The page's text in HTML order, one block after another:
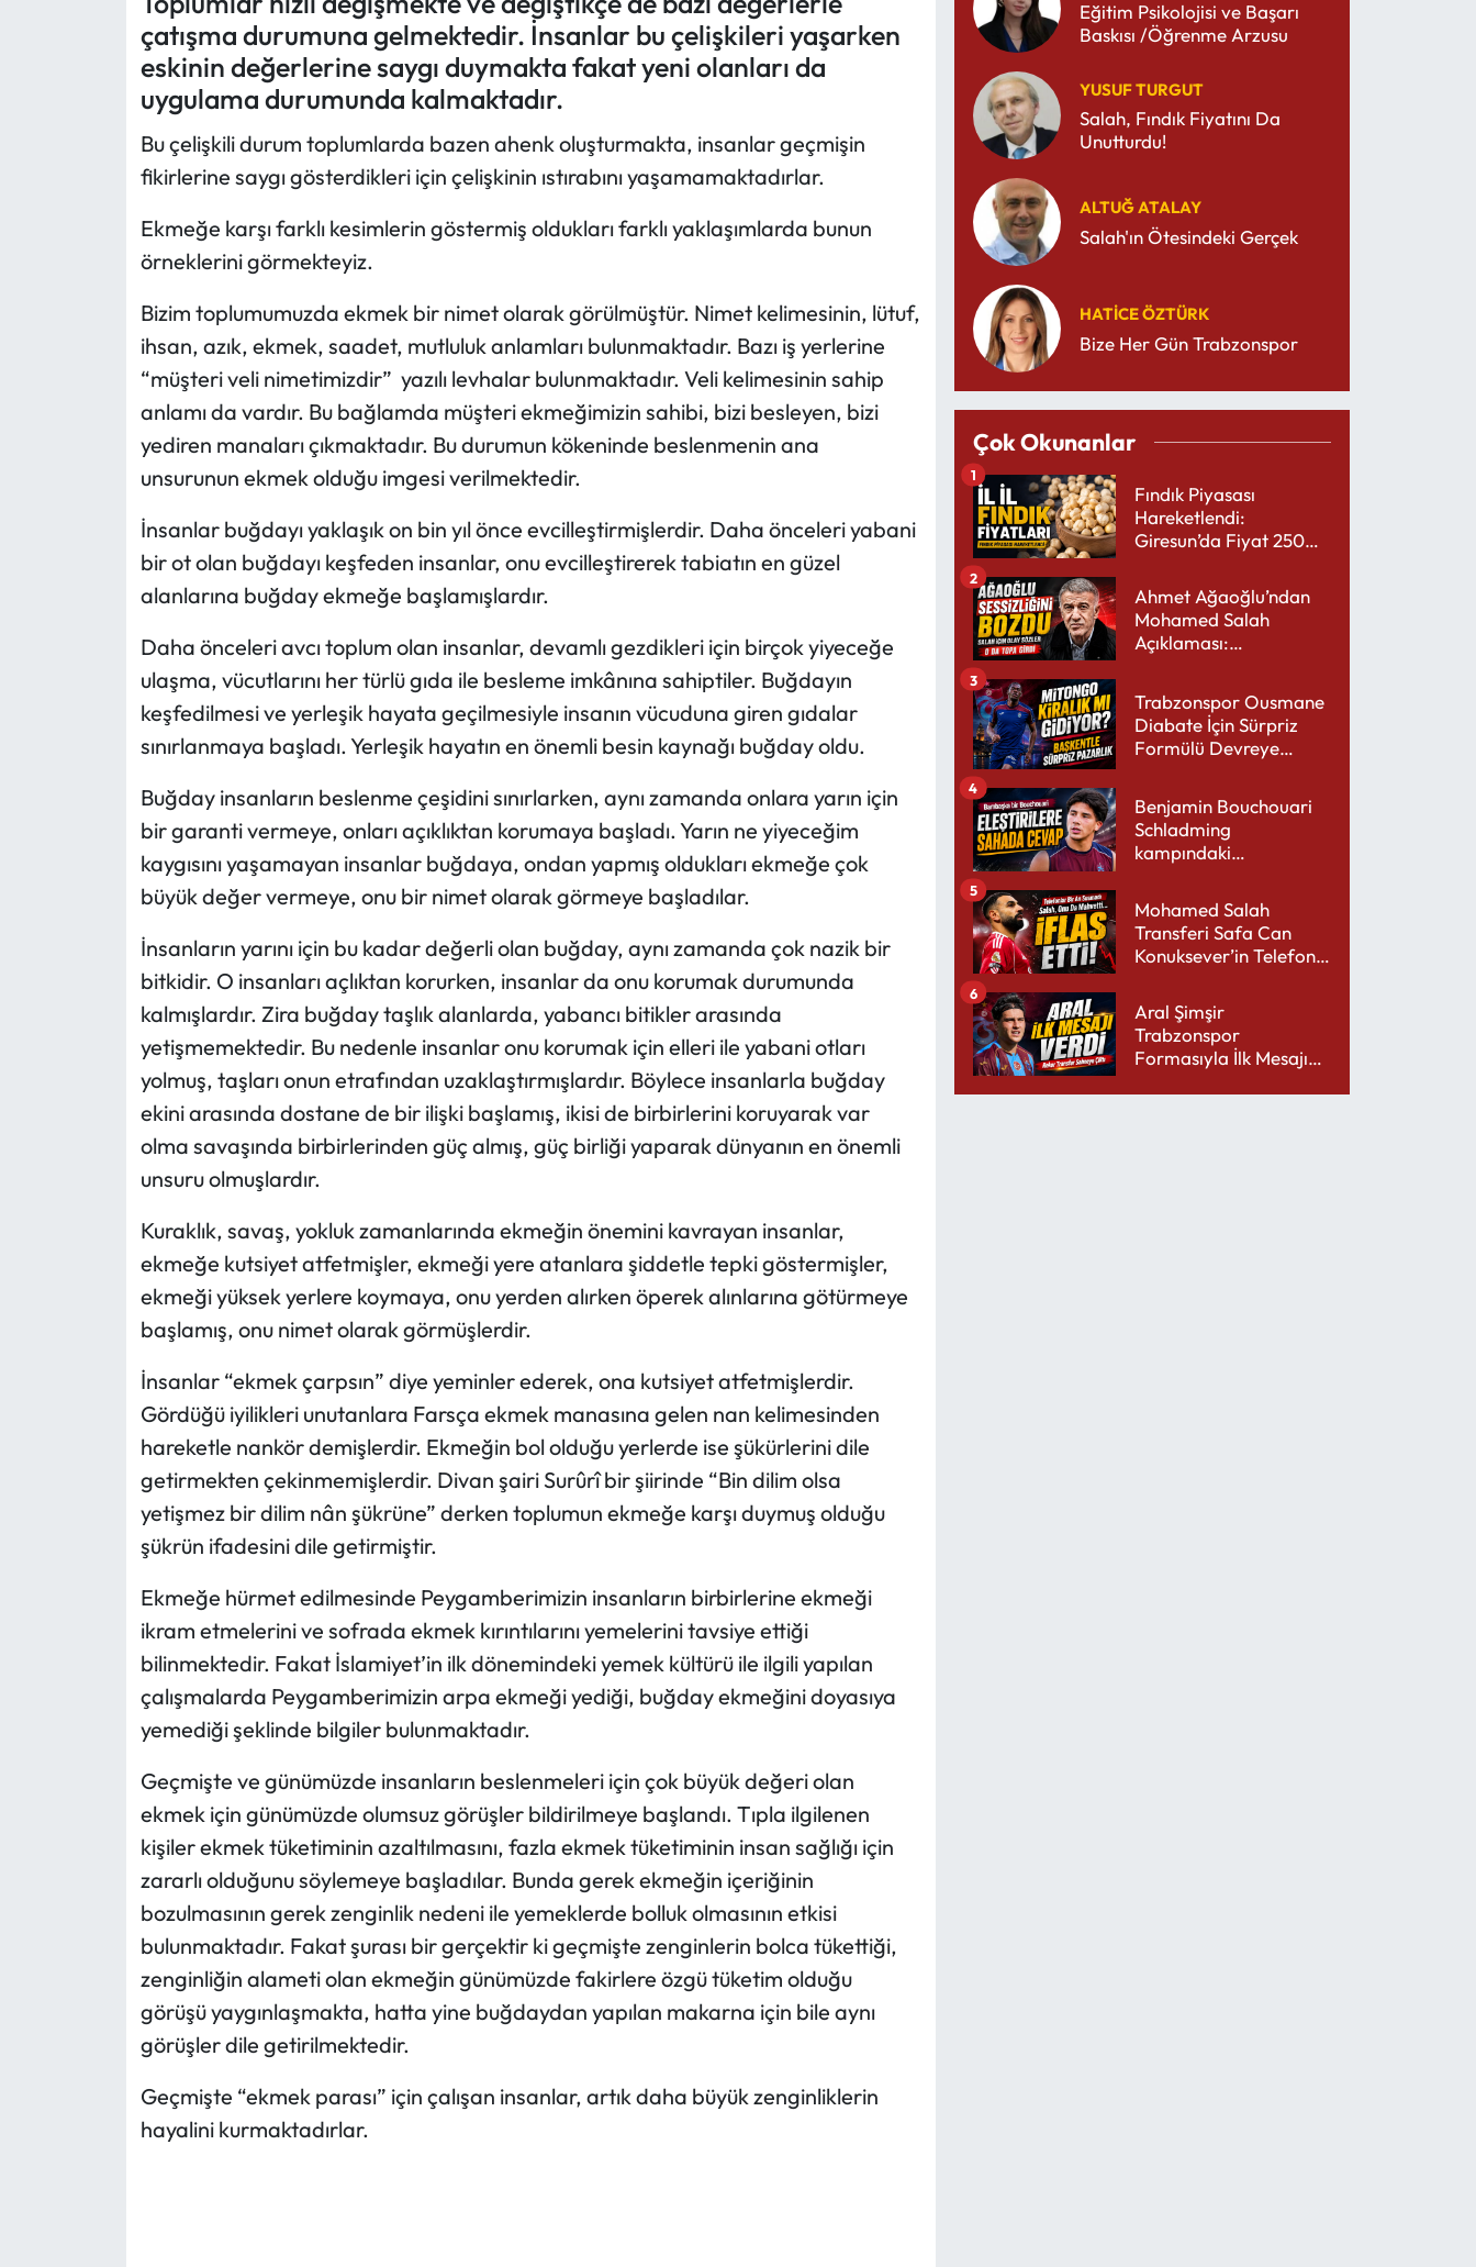
çatışma durumuna gelmektedir. İnsanlar bu çelişkileri yaşarken
eskinin değerlerine saygı duymakta fakat yeni olanları da
uygulama durumunda kalmaktadır.
Bu çelişkili durum toplumlarda bazen ahenk oluşturmakta, insanlar geçmişin
fikirlerine saygı gösterdikleri için çelişkinin ıstırabını yaşamamaktadırlar.
Ekmeğe karşı farklı kesimlerin göstermiş oldukları farklı yaklaşımlarda bunun
örneklerini görmekteyiz.
Bizim toplumumuzda ekmek bir nimet olarak görülmüştür. Nimet kelimesinin, lütuf,
ihsan, azık, ekmek, saadet, mutluluk anlamları bulunmaktadır. Bazı iş yerlerine
“müşteri veli nimetimizdir” yazılı levhalar bulunmaktadır. Veli kelimesinin sahip
anlamı da vardır. Bu bağlamda müşteri ekmeğimizin sahibi, bizi besleyen, bizi
yediren manaları çıkmaktadır. Bu durumun kökeninde beslenmenin ana
unsurunun ekmek olduğu imgesi verilmektedir.
İnsanlar buğdayı yaklaşık on bin yıl önce evcilleştirmişlerdir. Daha önceleri yabani
bir ot olan buğdayı keşfeden insanlar, onu evcilleştirerek tabiatın en güzel
alanlarına buğday ekmeğe başlamışlardır.
Daha önceleri avcı toplum olan insanlar, devamlı gezdikleri için birçok yiyeceğe
ulaşma, vücutlarını her türlü gıda ile besleme imkânına sahiptiler. Buğdayın
keşfedilmesi ve yerleşik hayata geçilmesiyle insanın vücuduna giren gıdalar
sınırlanmaya başladı. Yerleşik hayatın en önemli besin kaynağı buğday oldu.
Buğday insanların beslenme çeşidini sınırlarken, aynı zamanda onlara yarın için
bir garanti vermeye, onları açıklıktan korumaya başladı. Yarın ne yiyeceğim
kaygısını yaşamayan insanlar buğdaya, ondan yapmış oldukları ekmeğe çok
büyük değer vermeye, onu bir nimet olarak görmeye başladılar.
İnsanların yarını için bu kadar değerli olan buğday, aynı zamanda çok nazik bir
bitkidir. O insanları açlıktan korurken, insanlar da onu korumak durumunda
kalmışlardır. Zira buğday taşlık alanlarda, yabancı bitikler arasında
yetişmemektedir. Bu nedenle insanlar onu korumak için elleri ile yabani otları
yolmuş, taşları onun etrafından uzaklaştırmışlardır. Böylece insanlarla buğday
ekini arasında dostane de bir ilişki başlamış, ikisi de birbirlerini koruyarak var
olma savaşında birbirlerinden güç almış, güç birliği yaparak dünyanın en önemli
unsuru olmuşlardır.
Kuraklık, savaş, yokluk zamanlarında ekmeğin önemini kavrayan insanlar,
ekmeğe kutsiyet atfetmişler, ekmeği yere atanlara şiddetle tepki göstermişler,
ekmeği yüksek yerlere koymaya, onu yerden alırken öperek alınlarına götürmeye
başlamış, onu nimet olarak görmüşlerdir.
İnsanlar “ekmek çarpsın” diye yeminler ederek, ona kutsiyet atfetmişlerdir.
Gördüğü iyilikleri unutanlara Farsça ekmek manasına gelen nan kelimesinden
hareketle nankör demişlerdir. Ekmeğin bol olduğu yerlerde ise şükürlerini dile
getirmekten çekinmemişlerdir. Divan şairi Surûrî bir şiirinde “Bin dilim olsa
yetişmez bir dilim nân şükrüne” derken toplumun ekmeğe karşı duymuş olduğu
şükrün ifadesini dile getirmiştir.
Ekmeğe hürmet edilmesinde Peygamberimizin insanların birbirlerine ekmeği
ikram etmelerini ve sofrada ekmek kırıntılarını yemelerini tavsiye ettiği
bilinmektedir. Fakat İslamiyet’in ilk dönemindeki yemek kültürü ile ilgili yapılan
çalışmalarda Peygamberimizin arpa ekmeği yediği, buğday ekmeğini doyasıya
yemediği şeklinde bilgiler bulunmaktadır.
Geçmişte ve günümüzde insanların beslenmeleri için çok büyük değeri olan
ekmek için günümüzde olumsuz görüşler bildirilmeye başlandı. Tıpla ilgilenen
kişiler ekmek tüketiminin azaltılmasını, fazla ekmek tüketiminin insan sağlığı için
zararlı olduğunu söylemeye başladılar. Bunda gerek ekmeğin içeriğinin
bozulmasının gerek zenginlik nedeni ile yemeklerde bolluk olmasının etkisi
bulunmaktadır. Fakat şurası bir gerçektir ki geçmişte zenginlerin bolca tükettiği,
zenginliğin alameti olan ekmeğin günümüzde fakirlere özgü tüketim olduğu
görüşü yaygınlaşmakta, hatta yine buğdaydan yapılan makarna için bile aynı
görüşler dile getirilmektedir.
Geçmişte “ekmek parası” için çalışan insanlar, artık daha büyük zenginliklerin
hayalini kurmaktadırlar.
Eğitim Psikolojisi ve Başarı
Baskısı /Öğrenme Arzusu
YUSUF TURGUT
Salah, Fındık Fiyatını Da
Unutturdu!
ALTUĞ ATALAY
Salah'ın Ötesindeki Gerçek
HATICE ÖZTÜRK
Bize Her Gün Trabzonspor
Çok Okunanlar
Fındık Piyasası
Hareketlendi:
Giresun’da Fiyat 250
1
Ahmet Ağaoğlu’ndan
Mohamed Salah
Açıklaması:
2
Trabzonspor Ousmane
Diabate İçin Sürpriz
Formülü Devreye
3
Benjamin Bouchouari
Schladming
kampındaki
4
Mohamed Salah
Transferi Safa Can
Konuksever’in Telefon
5
Aral Şimşir
Trabzonspor
Formasıyla İlk Mesajını
6
Mektup Galeri
Karikatür Galeri
ASTROLOJİ
Mektup Galeri